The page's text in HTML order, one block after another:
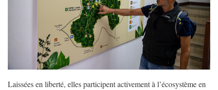
Laissées en liberté, elles participent activement à l’écosystème en